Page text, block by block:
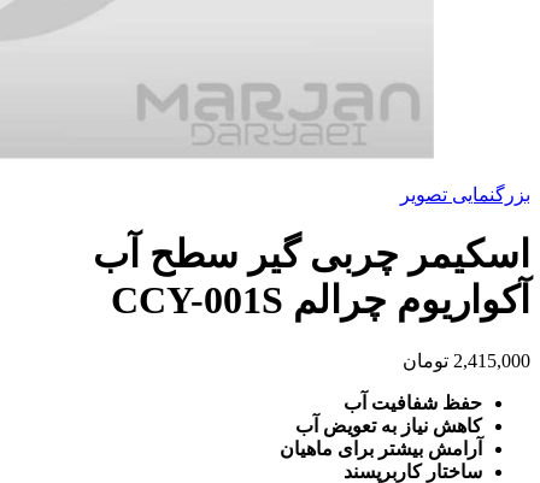
بزرگنمایی تصویر
اسکیمر چربی گیر سطح آب
آکواریوم چرالم CCY-001S
2,415,000 تومان
حفظ شفافیت آب
کاهش نیاز به تعویض آب
آرامش بیشتر برای ماهیان
ساختار کاربرپسند